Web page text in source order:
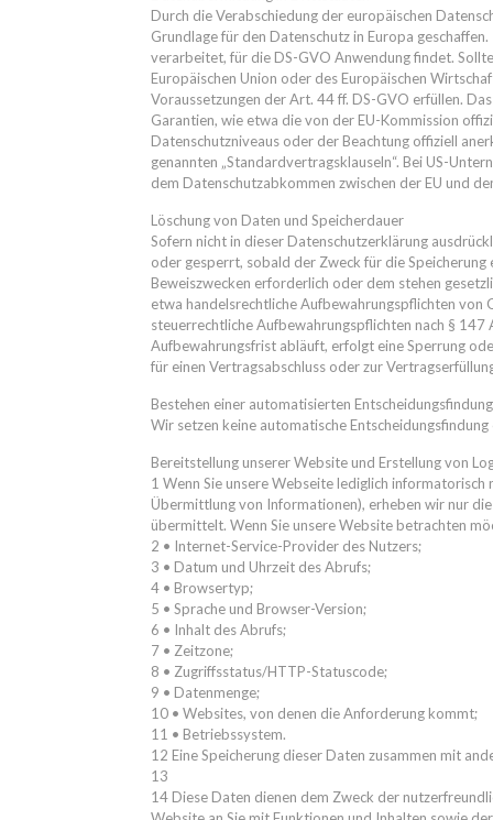
Durch die Verabschiedung der europäischen
Grundlage für den Datenschutz in Europa
verarbeitet, für die DS-GVO Anwendung findet.
Europäischen Union oder des Europäischen
Voraussetzungen der Art. 44 ff. DS-GVO erfüllen.
Garantien, wie etwa die von der EU-Kommission
Datenschutzniveaus oder der Beachtung offiziell
genannten „Standardvertragsklauseln“. Bei US-
dem Datenschutzabkommen zwischen der EU und
Löschung von Daten und Speicherdauer
Sofern nicht in dieser Datenschutzerklärung
oder gesperrt, sobald der Zweck für die
Beweiszwecken erforderlich oder dem stehen
etwa handelsrechtliche Aufbewahrungspflichten von
steuerrechtliche Aufbewahrungspflichten nach §
Aufbewahrungsfrist abläuft, erfolgt eine Sperrung
für einen Vertragsabschluss oder zur
Bestehen einer automatisierten Entscheidungsfindung
Wir setzen keine automatische
Bereitstellung unserer Website und Erstellung von
1 Wenn Sie unsere Webseite lediglich
Übermittlung von Informationen), erheben wir nur
übermittelt. Wenn Sie unsere Website betrachten
2 • Internet-Service-Provider des Nutzers;
3 • Datum und Uhrzeit des Abrufs;
4 • Browsertyp;
5 • Sprache und Browser-Version;
6 • Inhalt des Abrufs;
7 • Zeitzone;
8 • Zugriffsstatus/HTTP-Statuscode;
9 • Datenmenge;
10 • Websites, von denen die Anforderung kommt;
11 • Betriebssystem.
12 Eine Speicherung dieser Daten zusammen mit
13
14 Diese Daten dienen dem Zweck der